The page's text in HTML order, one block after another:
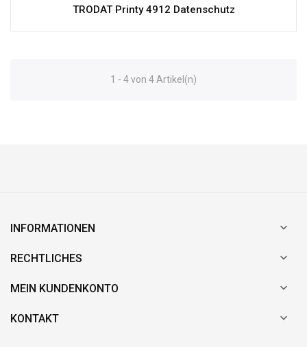
TRODAT Printy 4912 Datenschutz
1 - 4 von 4 Artikel(n)
INFORMATIONEN 
RECHTLICHES 
MEIN KUNDENKONTO 
KONTAKT 